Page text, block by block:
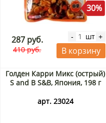
30%
287 руб.
410 руб.
- шт +
В корзину
Голден Карри Микс (острый)
S and B S&B, Япония, 198 г
арт. 23024